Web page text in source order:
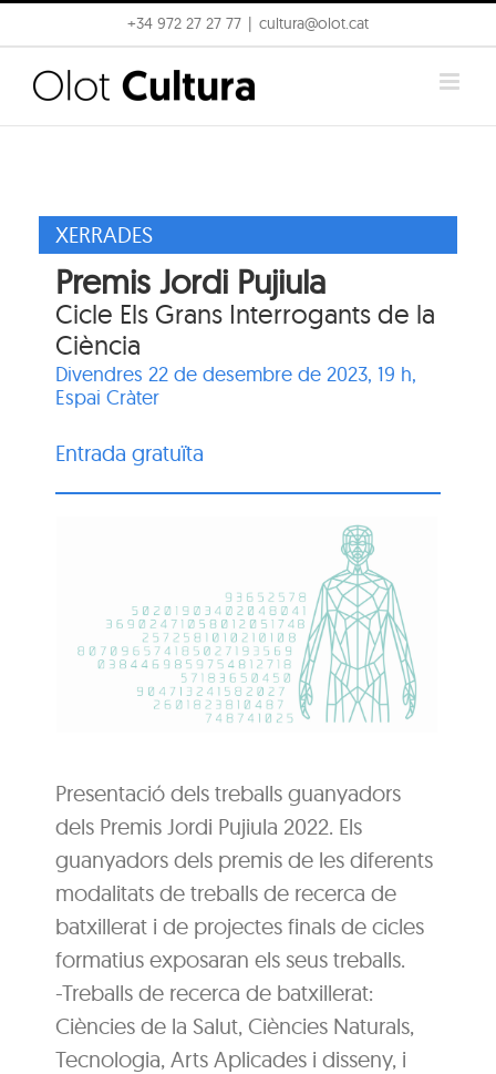
to
content
+34 972 27 27 77 cultura@olot.cat
XERRADES
Premis Jordi Pujiula
Cicle Els Grans Interrogants de la
Ciència
Divendres 22 de desembre de 2023, 19 h,
Espai Cràter
Entrada gratuïta
Presentació dels treballs guanyadors
dels Premis Jordi Pujiula 2022. Els
guanyadors dels premis de les diferents
modalitats de treballs de recerca de
batxillerat i de projectes finals de cicles
formatius exposaran els seus treballs.
-Treballs de recerca de batxillerat:
Ciències de la Salut, Ciències Naturals,
Tecnologia, Arts Aplicades i disseny, i